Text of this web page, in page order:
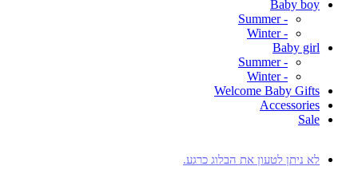
Baby boy
- Summer
- Winter
Baby girl
- Summer
- Winter
Welcome Baby Gifts
Accessories
Sale
לא ניתן לטעון את הבלוג כרגע.